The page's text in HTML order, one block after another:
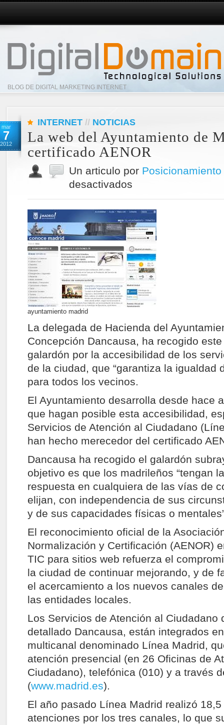
BLOG DE DIGITAL MARKETING INTERNET
mar
7
2012
INTERNET // NOTICIAS
La web del Ayuntamiento de
certificado AENOR
Un articulo por Posicionamiento
desactivados
ayuntamiento madrid
La delegada de Hacienda del
Concepción Dancausa, ha recogido
galardón por la accesibilidad de los
de la ciudad, que “garantiza la igualdad
para todos los vecinos.
El Ayuntamiento desarrolla desde hace
que hagan posible esta accesibilidad,
Servicios de Atención al Ciudadano
han hecho merecedor del certificado
Dancausa ha recogido el galardón
objetivo es que los madrileños “tengan
respuesta en cualquiera de las vías de
elijan, con independencia de sus
y de sus capacidades físicas o
El reconocimiento oficial de la
Normalización y Certificación (AENOR)
TIC para sitios web refuerza el
la ciudad de continuar mejorando, y de
el acercamiento a los nuevos canales
las entidades locales.
Los Servicios de Atención al Ciudadano
detallado Dancausa, están integrados
multicanal denominado Línea Madrid,
atención presencial (en 26 Oficinas de
Ciudadano), telefónica (010) y a través
(www.madrid.es).
El año pasado Línea Madrid realizó
atenciones por los tres canales, lo que